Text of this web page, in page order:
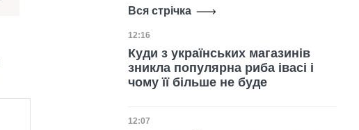
Вся стрічка
Дата публікації
12:16
Куди з українських магазинів
зникла популярна риба івасі і
чому її більше не буде
Дата публікації
12:07